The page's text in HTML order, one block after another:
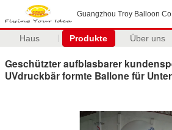
Guangzhou Troy Balloon
Haus Produkte Über uns
Geschützter aufblasbarer
UVdruckbär formte Ballone für